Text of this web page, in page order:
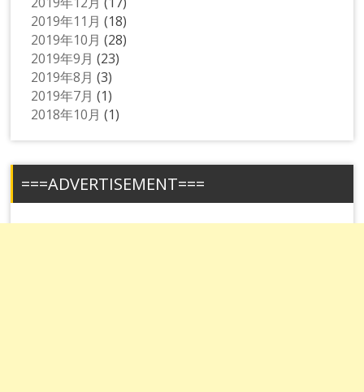
2019年11月 (18)
2019年10月 (28)
2019年9月 (23)
2019年8月 (3)
2019年7月 (1)
2018年10月 (1)
===ADVERTISEMENT===